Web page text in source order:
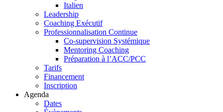
Italien
Leadership
Coaching Exécutif
Professionnalisation Continue
Co-supervision Systémique
Mentoring Coaching
Préparation à l’ACC/PCC
Tarifs
Financement
Inscription
Agenda
Dates